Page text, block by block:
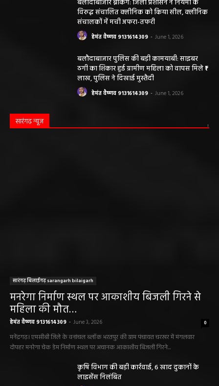
बलौदाबाजार ब्रेकिंग: जिला प्रशासन ने नियमों के
विरुद्ध संचालित क्लीनिक को किया सील, क्लीनिक
संचालकों में मची अफरा-तफरी
हेमंत वैष्णव 9131614309 - June 1, 2026
बलौदाबाजार पुलिस की बड़ी कामयाबी: साइबर
ठगी का शिकार हुई ग्रामीण महिला को वापस मिले ₹1
लाख, पुलिस ने दिखाई मुस्तैदी
हेमंत वैष्णव 9131614309 - June 1, 2026
सारंगढ़ न्यूज़
सारंगढ़ बिलाईगढ़ sarangarh bilaigarh
मनरेगा निर्माण स्थल पर आकाशीय बिजली गिरने से
महिला की मौत…
हेमंत वैष्णव 9131614309 - June 3, 2026 0
मनेंद्रगढ़। एमसीबी जिले के वनांचल ब्लॉक भरतपुर की ग्राम पंचायत चरखर में मंगलवार
दोपहर मनरेगा चेक डेम निर्माण स्थल पर अचानक आकाशीय बिजली गिरने...
कृषि विभाग की बड़ी कार्रवाई, 6 खाद दुकानों के
लाइसेंस निलंबित